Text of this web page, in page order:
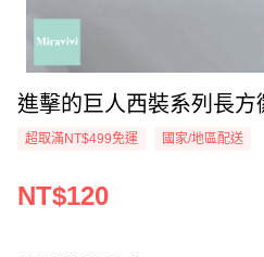
進擊的巨人西裝系列長
超取滿NT$499免運 國家/地區配送
NT$120